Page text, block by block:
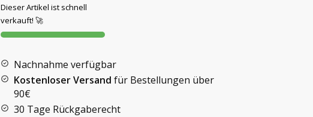
Dieser Artikel ist schnell
verkauft! 🚀
Nachnahme verfügbar
Kostenloser Versand für Bestellungen über
90€
30 Tage Rückgaberecht